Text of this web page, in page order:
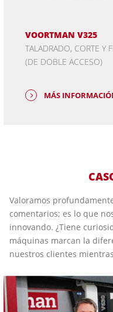
VOORTMAN V325
TALADRADO, CORTE Y
(DE DOBLE ACCESO)
MÁS
Valoramos
comentarios; es lo que
innovando. ¿Tiene
máquinas marcan la
nuestros clientes